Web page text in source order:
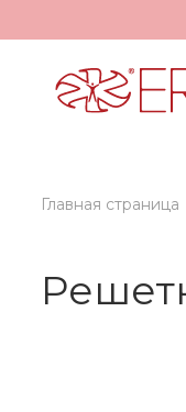
Главная страница